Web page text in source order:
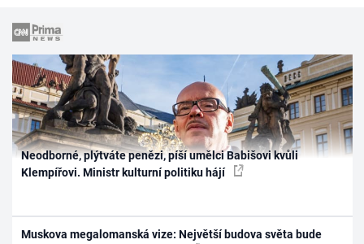
Neodborné, plýtváte penězi, píší umělci Babišovi kvůli
Klempířovi. Ministr kulturní politiku hájí
Muskova megalomanská vize: Největší budova světa bude